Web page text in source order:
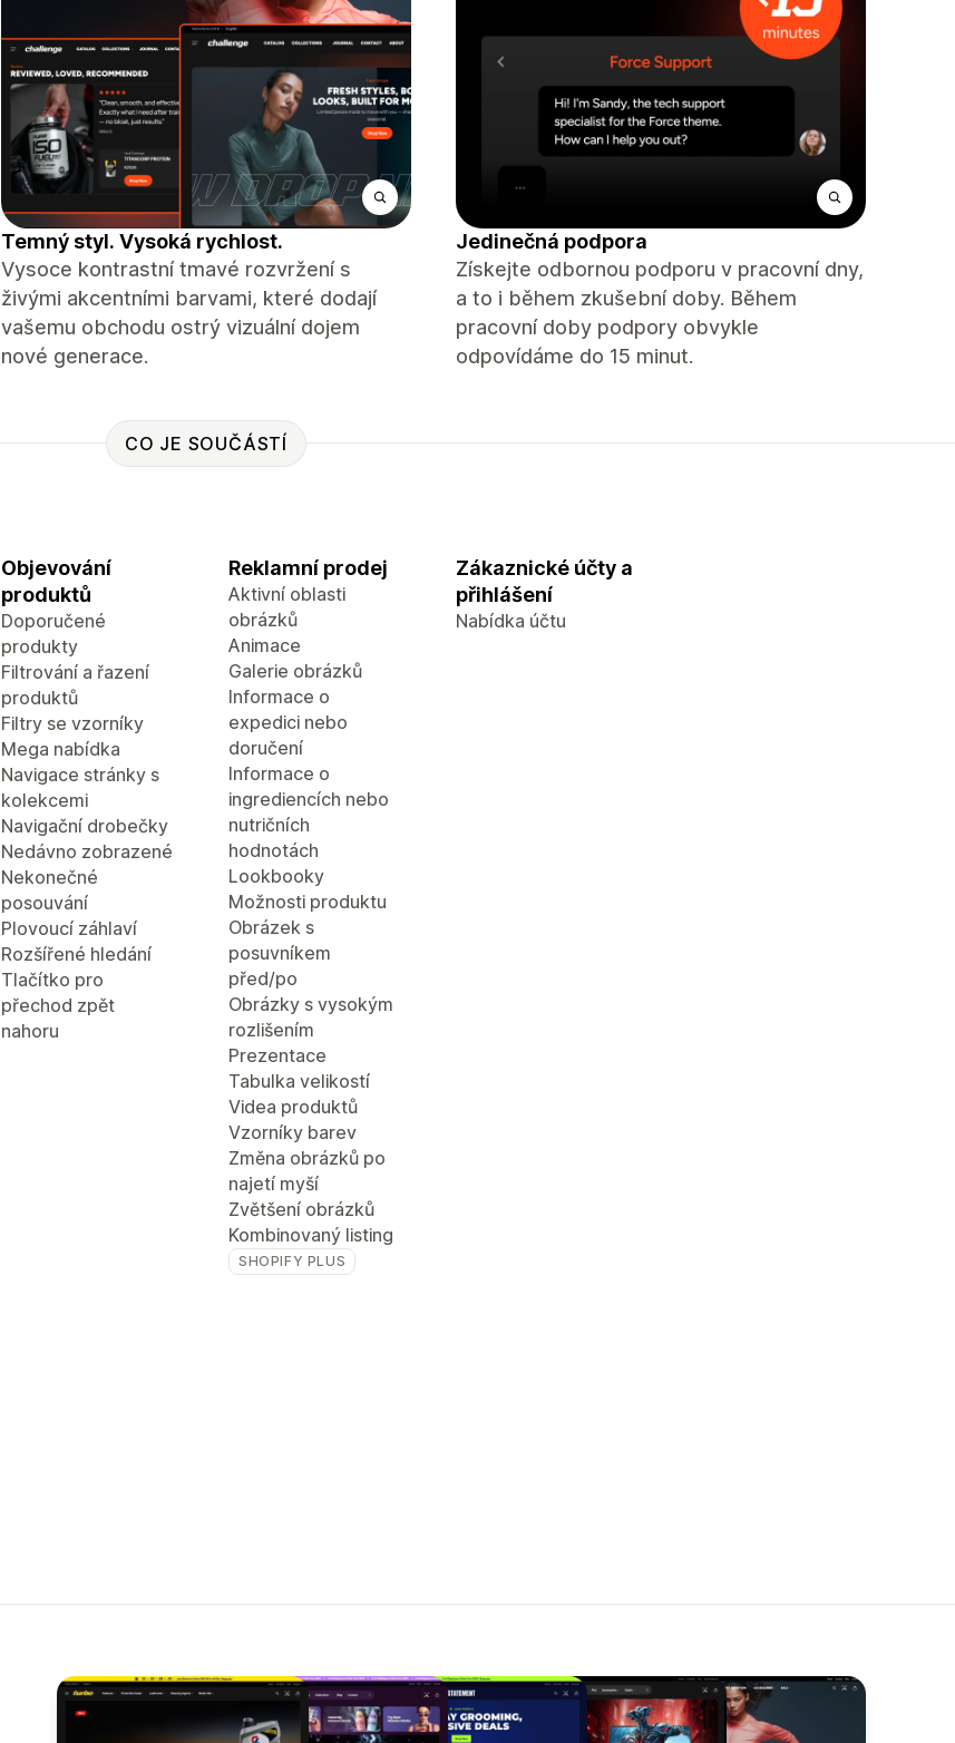
Temný styl. Vysoká rychlost.
Vysoce kontrastní tmavé rozvržení s
živými akcentními barvami, které dodají
vašemu obchodu ostrý vizuální dojem
nové generace.
Jedinečná podpora
Získejte odbornou podporu v pracovní dny,
a to i během zkušební doby. Během
pracovní doby podpory obvykle
odpovídáme do 15 minut.
CO JE SOUČÁSTÍ
Objevování
produktů
Doporučené
produkty
Filtrování a řazení
produktů
Filtry se vzorníky
Mega nabídka
Navigace stránky s
kolekcemi
Navigační drobečky
Nedávno zobrazené
Nekonečné
posouvání
Plovoucí záhlaví
Rozšířené hledání
Tlačítko pro
přechod zpět
nahoru
Reklamní prodej
Aktivní oblasti
obrázků
Animace
Galerie obrázků
Informace o
expedici nebo
doručení
Informace o
ingrediencích nebo
nutričních
hodnotách
Lookbooky
Možnosti produktu
Obrázek s
posuvníkem
před/po
Obrázky s vysokým
rozlišením
Prezentace
Tabulka velikostí
Videa produktů
Vzorníky barev
Změna obrázků po
najetí myší
Zvětšení obrázků
Kombinovaný listing
SHOPIFY PLUS
Zákaznické účty a
přihlášení
Nabídka účtu